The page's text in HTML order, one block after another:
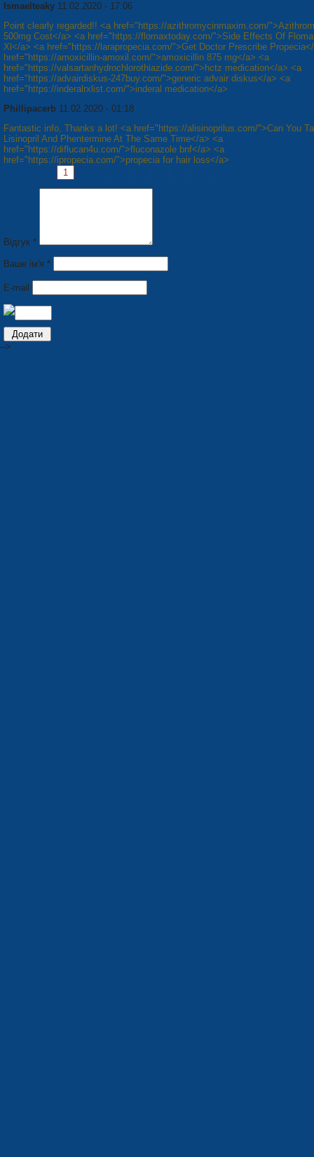
Ismaelteaky 11.02.2020 - 17:06
Point clearly regarded!! <a href="https://azithromycinmaxim.com/
500mg Cost</a> <a href="https://flomaxtoday.com/">Side Effects Of
Xl</a> <a href="https://larapropecia.com/">Get Doctor Prescribe
href="https://amoxicillin-amoxil.com/">amoxicillin 875 mg</a> <a
href="https://valsartanhydrochlorothiazide.com/">hctz medication</a> <a
href="https://advairdiskus-247buy.com/">generic advair diskus</a> <a
href="https://inderalrxlist.com/">inderal medication</a>
Phillipacerb 11.02.2020 - 01:18
Fantastic info, Thanks a lot! <a href="https://alisinoprilus.com/">Can You
Lisinopril And Phentermine At The Same Time</a> <a
href="https://diflucan4u.com/">fluconazole bnf</a> <a
href="https://ipropecia.com/">propecia for hair loss</a>
1
Відгук *
Ваше ім'я *
E-mail
-->